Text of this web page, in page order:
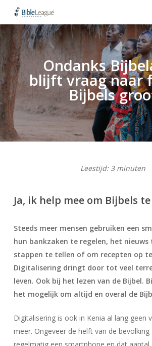
main
content
Hit enter to search or ESC to close
Ondanks
blijft vraag naar
Bijbels
Leestijd: 3 minuten
Ja, ik help mee om Bijbels
Steeds meer mensen gebruiken een
hun bankzaken te regelen, het nieuws
stappen te tellen of om recepten op
Digitalisering dringt door tot veel
leven. Ook bij het lezen van de Bijbel.
het mogelijk om altijd en overal de
Digitalisering is ook in Kenia al lang geen
meer. Ongeveer de helft van de bevolking